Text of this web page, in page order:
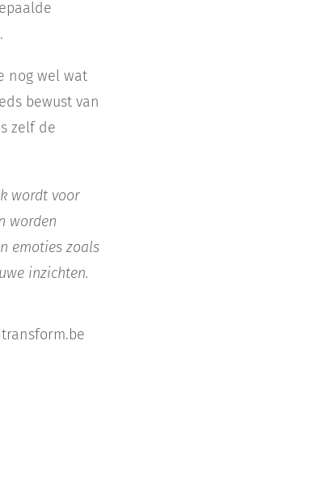
nog wel wat
bewust van
zelf de
wordt voor
worden
emoties zoals
inzichten.